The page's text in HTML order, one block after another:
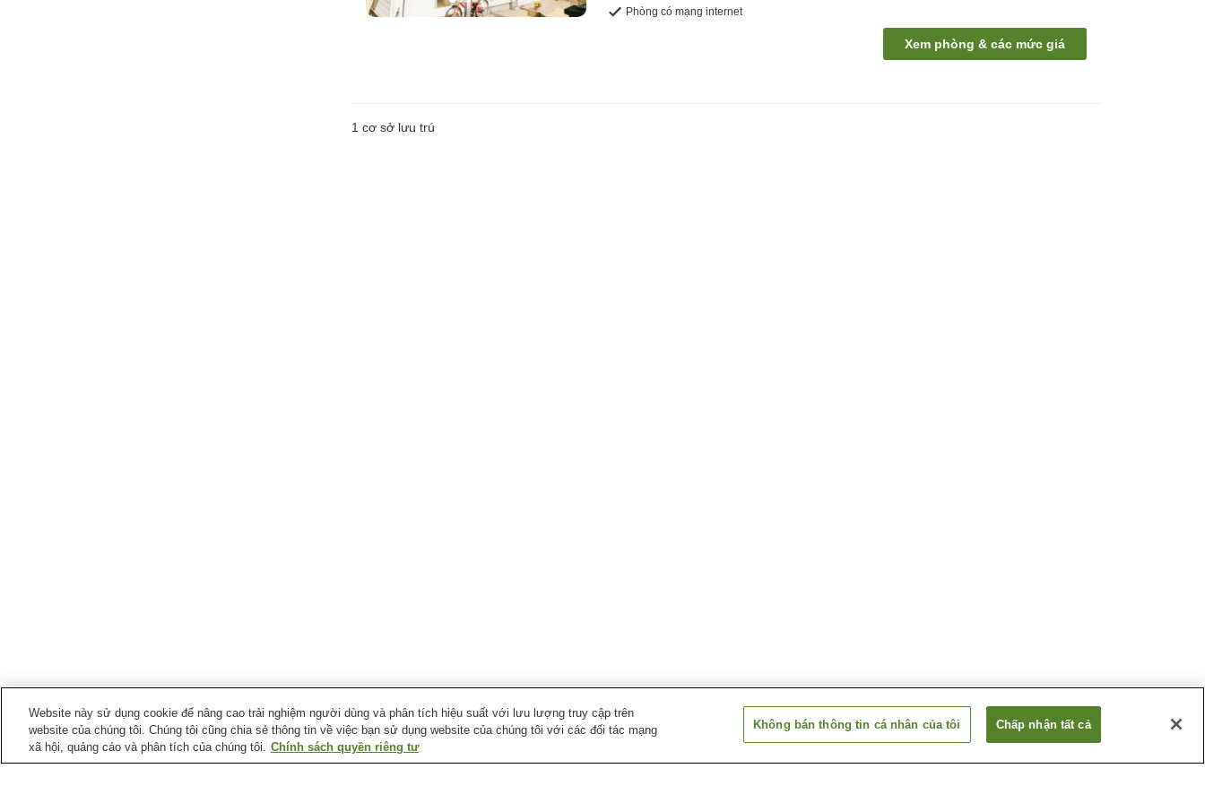
Phòng có mạng internet
Xem phòng & các mức giá
1 cơ sở lưu trú
Ga xe lửa tại Thành phố Kasaoka
Website này sử dụng cookie để nâng cao trải nghiệm người dùng và phân tích hiệu suất với lưu lượng truy cập trên
website của chúng tôi. Chúng tôi cũng chia sẻ thông tin về việc bạn sử dụng website của chúng tôi với các đối tác mạng
xã hội, quảng cáo và phân tích của chúng tôi. Chính sách quyền riêng tư
Không bán thông tin cá nhân của tôi Chấp nhận tất cả